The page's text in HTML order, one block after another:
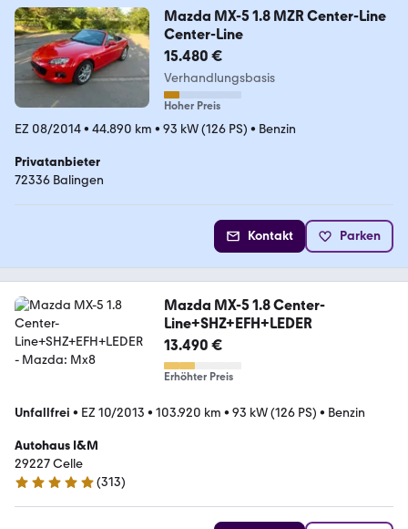
Mazda MX-5 1.8 MZR Center-Line
Center-Line
15.480 €
Verhandlungsbasis
Hoher Preis
EZ 08/2014• 44.890 km • 93 kW (126 PS) • Benzin
Privatanbieter
72336 Balingen
Kontakt Parken
Mazda MX-5 1.8 Center-
Line+SHZ+EFH+LEDER
13.490 €
Erhöhter Preis
Unfallfrei • EZ 10/2013 • 103.920 km • 93 kW (126 PS) • Benzin
Autohaus I&M
29227 Celle
4.8 Sterne
(313)